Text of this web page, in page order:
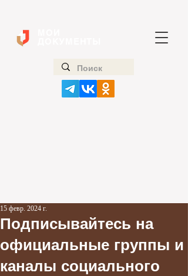
Подписывайтесь на
официальные группы и
каналы социального
15 февр. 2024 г.